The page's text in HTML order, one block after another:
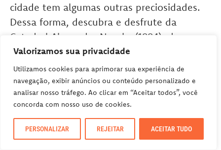
Valorizamos sua privacidade
Utilizamos cookies para aprimorar sua experiência de
navegação, exibir anúncios ou conteúdo personalizado e
analisar nosso tráfego. Ao clicar em “Aceitar todos”, você
concorda com nosso uso de cookies.
PERSONALIZAR REJEITAR ACEITAR TUDO
cidade tem algumas outras preciosidades.
Dessa forma, descubra e desfrute da
Catedral Alexander Nevsky (1884), do
Museu de Cinematografia e do Museu de
Etnografia e Arqueologia. Além desses, não
perca o Cemitério Judaico.